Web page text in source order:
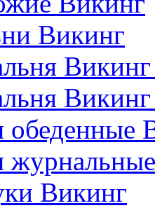
Викинг
обеденные
Викинг